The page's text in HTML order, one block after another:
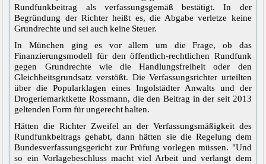
Rundfunkbeitrag als verfassungsgemäß bestätigt. In der
Begründung der Richter heißt es, die Abgabe verletze keine
Grundrechte und sei auch keine Steuer.
In München ging es vor allem um die Frage, ob das
Finanzierungsmodell für den öffentlich-rechtlichen Rundfunk
gegen Grundrechte wie die Handlungsfreiheit oder den
Gleichheitsgrundsatz verstößt. Die Verfassungsrichter urteilten
über die Popularklagen eines Ingolstädter Anwalts und der
Drogeriemarktkette Rossmann, die den Beitrag in der seit 2013
geltenden Form für ungerecht halten.
Hätten die Richter Zweifel an der Verfassungsmäßigkeit des
Rundfunkbeitrags gehabt, dann hätten sie die Regelung dem
Bundesverfassungsgericht zur Prüfung vorlegen müssen. "Und
so ein Vorlagebeschluss macht viel Arbeit und verlangt dem